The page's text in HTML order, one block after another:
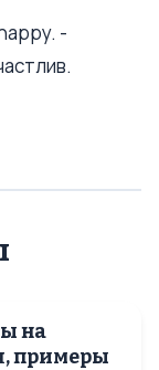
-
на
примеры